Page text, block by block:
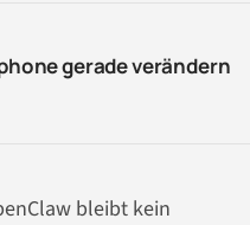
gerade verändern
bleibt kein